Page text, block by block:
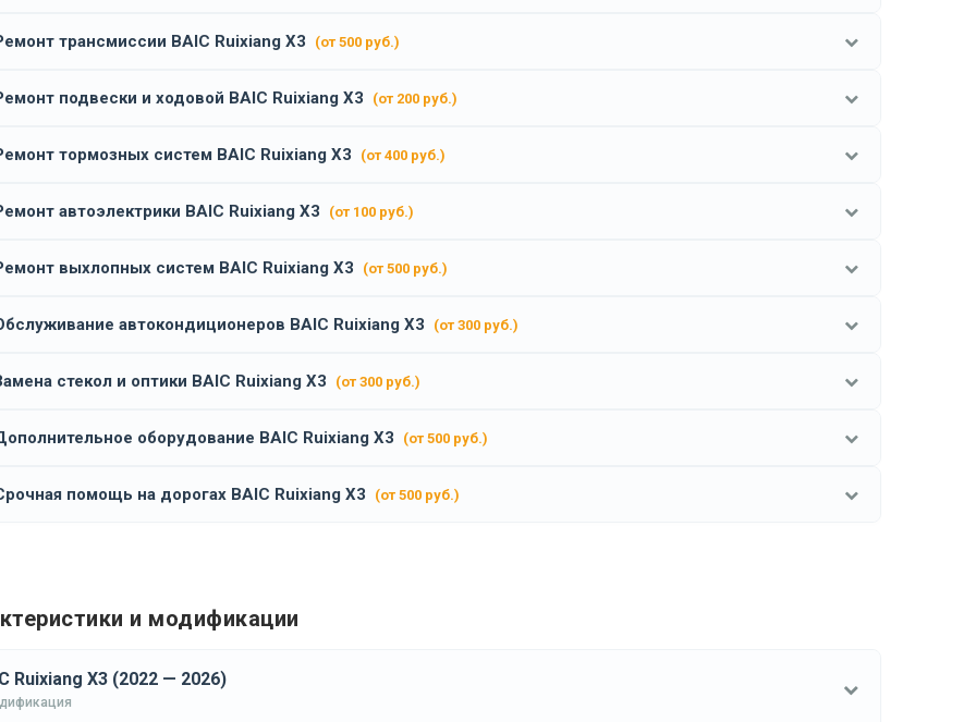
трансмиссии BAIC Ruixiang X3 (от 500 руб.)
подвески и ходовой BAIC Ruixiang X3 (от 200 руб.)
тормозных систем BAIC Ruixiang X3 (от 400 руб.)
автоэлектрики BAIC Ruixiang X3 (от 100 руб.)
выхлопных систем BAIC Ruixiang X3 (от 500 руб.)
автокондиционеров BAIC Ruixiang X3 (от 300 руб.)
стекол и оптики BAIC Ruixiang X3 (от 300 руб.)
оборудование BAIC Ruixiang X3 (от 500 руб.)
помощь на дорогах BAIC Ruixiang X3 (от 500 руб.)
и модификации
Ruixiang X3 (2022 — 2026)